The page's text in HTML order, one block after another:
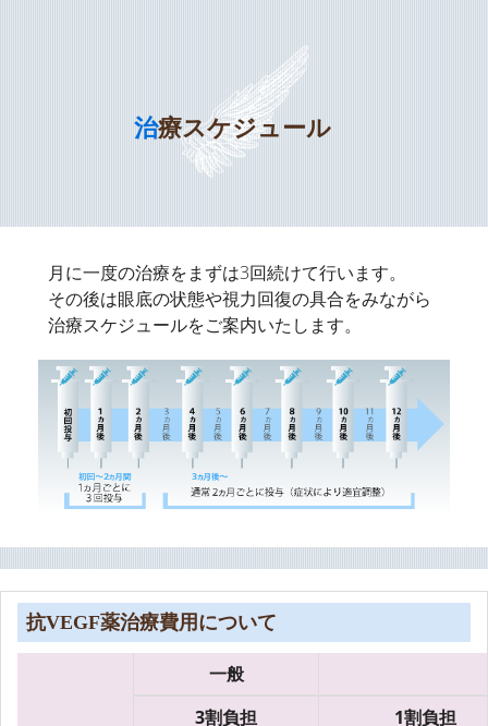
治療スケジュール
月に一度の治療をまずは3回続けて行います。
その後は眼底の状態や視力回復の具合をみながら
治療スケジュールをご案内いたします。
抗VEGF薬治療費用について
一般
3割負担
1割負担